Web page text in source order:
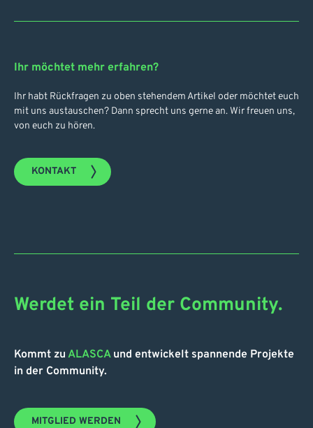
Ihr möchtet mehr erfahren?
Ihr habt Rückfragen zu oben stehendem Artikel oder möchtet euch
mit uns austauschen? Dann sprecht uns gerne an. Wir freuen uns,
von euch zu hören.
KONTAKT
Werdet ein Teil der Community.
Kommt zu ALASCAund entwickelt spannende Projekte
in der Community.
MITGLIED WERDEN